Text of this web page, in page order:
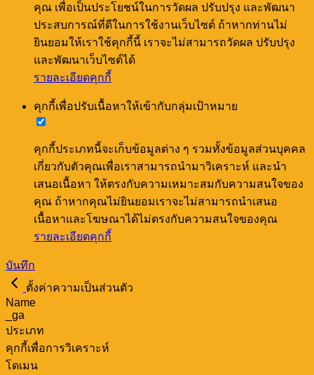
คุณ เพื่อเป็นประโยชน์ในการวัดผล ปรับปรุง และพัฒนา
ประสบการณ์ที่ดีในการใช้งานเว็บไซต์ ถ้าหากท่านไม่
ยินยอมให้เราใช้คุกกี้นี้ เราจะไม่สามารถวัดผล ปรับปรุง
และพัฒนาเว็บไซต์ได้
รายละเอียดคุกกี้
คุกกี้เพื่อปรับเนื้อหาให้เข้ากับกลุ่มเป้าหมาย
คุกกี้ประเภทนี้จะเก็บข้อมูลต่าง ๆ รวมทั้งข้อมูลส่วนบุคคล
เกี่ยวกับตัวคุณเพื่อเราสามารถนำมาวิเคราะห์ และนำ
เสนอเนื้อหา ให้ตรงกับความเหมาะสมกับความสนใจของ
คุณ ถ้าหากคุณไม่ยินยอมเราจะไม่สามารถนำเสนอ
เนื้อหาและโฆษณาได้ไม่ตรงกับความสนใจของคุณ
รายละเอียดคุกกี้
บันทึก
ตั้งค่าความเป็นส่วนตัว
Name
_ga
ประเภท
คุกกี้เพื่อการวิเคราะห์
โดเมน